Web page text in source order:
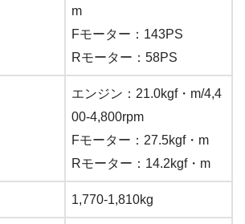
m
Fモーター：143PS
Rモーター：58PS
エンジン：21.0kgf・m/4,4
00-4,800rpm
Fモーター：27.5kgf・m
Rモーター：14.2kgf・m
1,770-1,810kg